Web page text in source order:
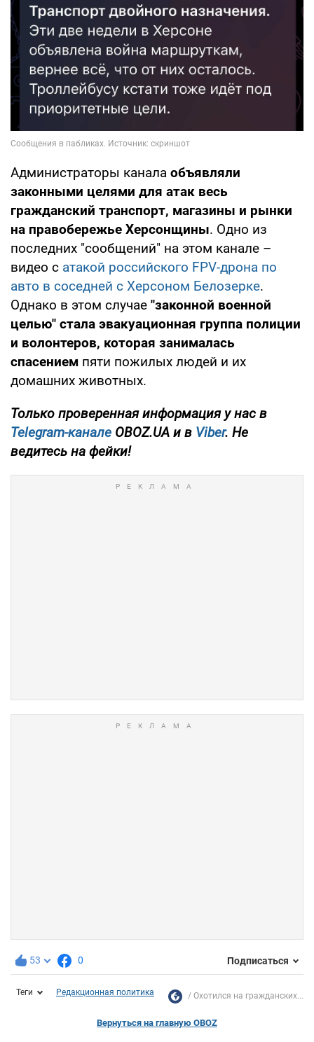
Администраторы канала объявляли
законными целями для атак весь
гражданский транспорт, магазины и рынки
на правобережье Херсонщины. Одно из
последних "сообщений" на этом канале –
видео с атакой российского FPV-дрона по
авто в соседней с Херсоном Белозерке.
Однако в этом случае "законной военной
целью" стала эвакуационная группа полиции
и волонтеров, которая занималась
спасением пяти пожилых людей и их
домашних животных.
Только проверенная информация у нас в
Telegram-канале OBOZ.UA и в Viber. Не
ведитесь на фейки!
53 0 Подписаться
Теги Редакционная политика Охотился на гражданских...
Вернуться на главную OBOZ